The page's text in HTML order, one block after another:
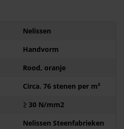
Nelissen
Handvorm
Rood, oranje
Circa. 76 stenen per m²
≥ 30 N/mm2
Nelissen Steenfabrieken